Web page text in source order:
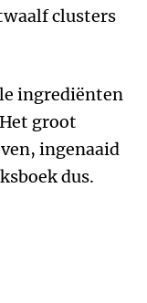
clusters
ingrediënten
groot
ingenaaid
dus.